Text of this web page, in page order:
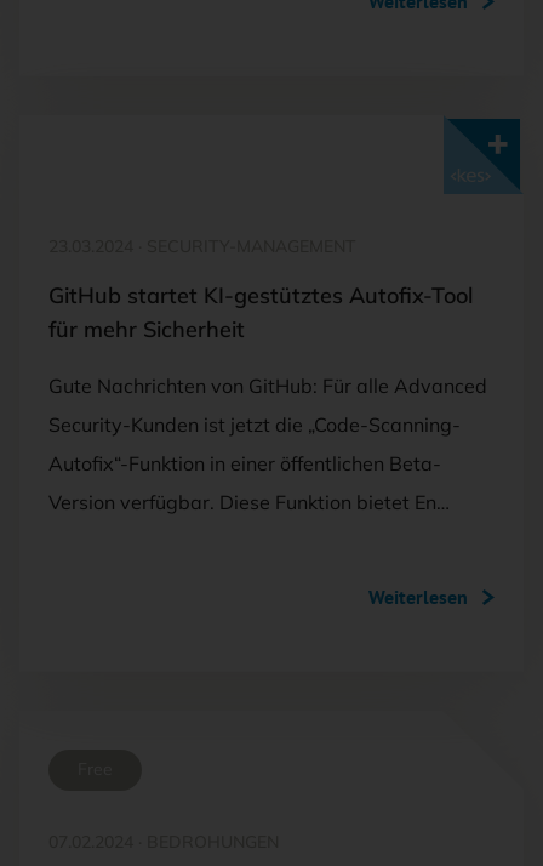
GitHub startet KI-gestütztes Autofix-Tool
für mehr Sicherheit
Gute Nachrichten von GitHub: Für alle Advanced
Security-Kunden ist jetzt die „Code-Scanning-
Autofix“-Funktion in einer öffentlichen Beta-
Version verfügbar. Diese Funktion bietet En…
Weiterlesen